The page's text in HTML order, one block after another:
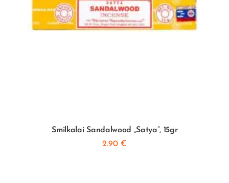
Smilkalai Sandalwood „Satya”, 15gr
2.90 €